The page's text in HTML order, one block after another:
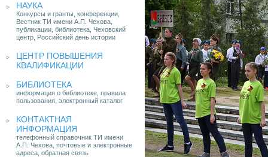
НАУКА
Конкурсы и гранты, конференции,
Вестник ТИ имени А.П. Чехова,
публикации, библиотека, Чеховский
центр, Российский день истории
ЦЕНТР ПОВЫШЕНИЯ
КВАЛИФИКАЦИИ
БИБЛИОТЕКА
информация о библиотеке, правила
пользования, электронный каталог
КОНТАКТНАЯ
ИНФОРМАЦИЯ
телефонный справочник ТИ имени
А.П. Чехова, почтовые и электронные
адреса, обратная связь